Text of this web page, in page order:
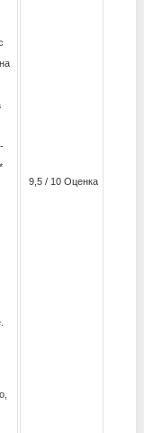
9,5 / 10 Оценка